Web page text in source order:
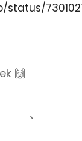
🙌
May